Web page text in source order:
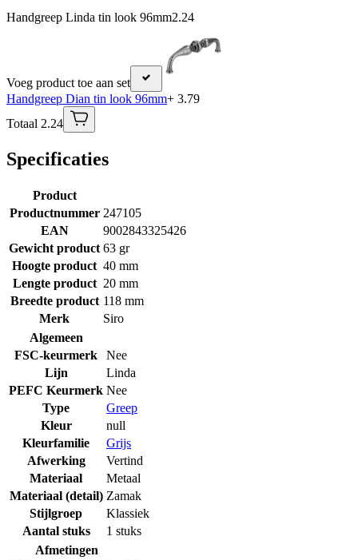
Handgreep Linda tin look 96mm2.24
Voeg product toe aan set
Handgreep Dian tin look 96mm+ 3.79
Totaal 2.24
Specificaties
Product
Productnummer 247105
EAN
9002843325426
Gewicht product 63 gr
Hoogte product 40 mm
Lengte product 20 mm
Breedte product 118 mm
Merk
Siro
Algemeen
FSC-keurmerk
Nee
Lijn
Linda
PEFC Keurmerk Nee
Type
Greep
Kleur
null
Kleurfamilie
Grijs
Afwerking
Vertind
Materiaal
Metaal
Materiaal (detail) Zamak
Stijlgroep
Klassiek
Aantal stuks
1 stuks
Afmetingen